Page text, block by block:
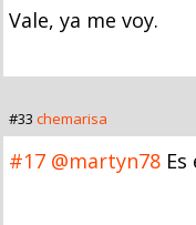
Vale, ya me voy.
#33 chemarisa
#17 @martyn78